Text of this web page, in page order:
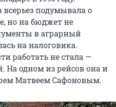
подумывала о
но на бюджет не
в аграрный
на налоговика.
работать не стала —
На одном из рейсов она и
Матвеем Сафоновым.